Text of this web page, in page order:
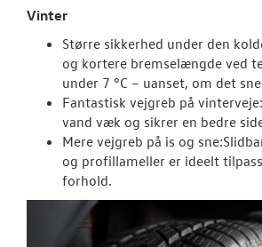
Vinter
Større sikkerhed under den
og kortere bremselængde ved
under 7 °C – uanset, om det
Fantastisk vejgreb på
vand væk og sikrer en bedre
Mere vejgreb på is og
og profillameller er ideelt
forhold.